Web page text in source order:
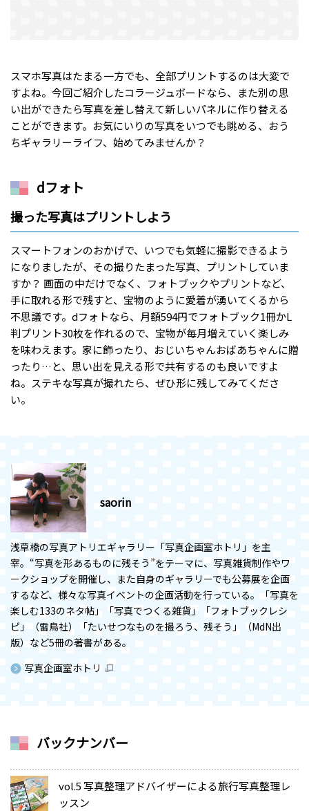
スマホ写真はたまる一方でも、全部プリントするのは大変で
すよね。今回ご紹介したコラージュボードなら、また別の思
い出ができたら写真を差し替えて新しいパネルに作り替える
ことができます。お気にいりの写真をいつでも眺める、おう
ちギャラリーライフ、始めてみませんか？
dフォト
撮った写真はプリントしよう
スマートフォンのおかげで、いつでも気軽に撮影できるよう
になりましたが、その撮りたまった写真、プリントしていま
すか？ 画面の中だけでなく、フォトブックやプリントなど、
手に取れる形で残すと、宝物のように愛着が湧いてくるから
不思議です。dフォトなら、月額594円でフォトブック1冊かL
判プリント30枚を作れるので、宝物が毎月増えていく楽しみ
を味わえます。家に飾ったり、おじいちゃんおばあちゃんに贈
ったり…と、思い出を見える形で共有するのも良いですよ
ね。ステキな写真が撮れたら、ぜひ形に残してみてくださ
い。
saorin
浅草橋の写真アトリエギャラリー「写真企画室ホトリ」を主
宰。“写真を形あるものに残そう”をテーマに、写真雑貨制作やワ
ークショップを開催し、また自身のギャラリーでも公募展を企画
するなど、様々な写真イベントの企画活動を行っている。「写真を
楽しむ133のネタ帖」「写真でつくる雑貨」「フォトブックレシ
ピ」（雷鳥社）「たいせつなものを撮ろう、残そう」（MdN出
版）など5冊の著書がある。
写真企画室ホトリ
バックナンバー
vol.5 写真整理アドバイザーによる旅行写真整理レ
ッスン